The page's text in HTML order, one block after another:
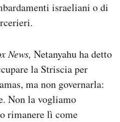
israeliani o di
News, Netanyahu ha detto
la Striscia per
ma non governarla:
Non la vogliamo
rimanere lì come